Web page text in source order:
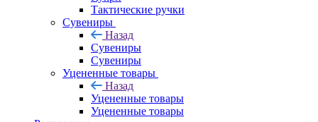
Тактические ручки
Сувениры
Назад
Сувениры
Сувениры
Уцененные товары
Назад
Уцененные товары
Уцененные товары